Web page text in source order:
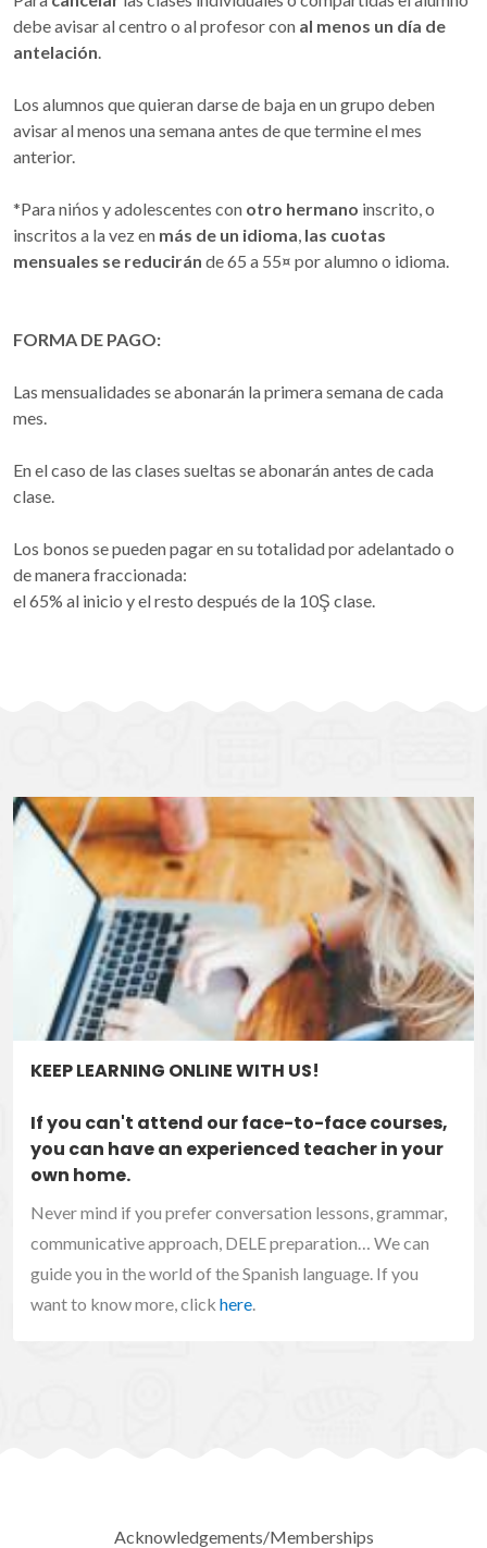
debe avisar al centro o al profesor con al menos un día de
antelación.
Los alumnos que quieran darse de baja en un grupo deben
avisar al menos una semana antes de que termine el mes
anterior.
*Para nińos y adolescentes con otro hermano inscrito, o
inscritos a la vez en más de un idioma, las cuotas
mensuales se reducirán de 65 a 55¤ por alumno o idioma.
FORMA DE PAGO:
Las mensualidades se abonarán la primera semana de cada
mes.
En el caso de las clases sueltas se abonarán antes de cada
clase.
Los bonos se pueden pagar en su totalidad por adelantado o
de manera fraccionada:
el 65% al inicio y el resto después de la 10Ş clase.
KEEP LEARNING ONLINE WITH US!
If you can't attend our face-to-face courses,
you can have an experienced teacher in your
own home.
Never mind if you prefer conversation lessons, grammar,
communicative approach, DELE preparation… We can
guide you in the world of the Spanish language. If you
want to know more, click here.
Acknowledgements/Memberships